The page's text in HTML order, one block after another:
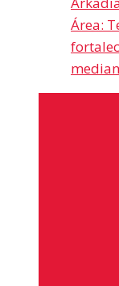
Área: